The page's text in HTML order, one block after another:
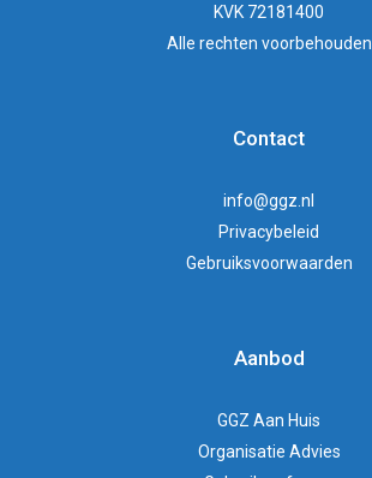
KVK 72181400
Alle rechten voorbehouden
Contact
info@ggz.nl
Privacybeleid
Gebruiksvoorwaarden
Aanbod
GGZ Aan Huis
Organisatie Advies